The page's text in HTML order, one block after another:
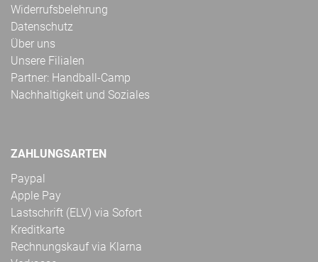
Widerrufsbelehrung
Datenschutz
Über uns
Unsere Filialen
Partner: Handball-Camp
Nachhaltigkeit und Soziales
ZAHLUNGSARTEN
Paypal
Apple Pay
Lastschrift (ELV) via Sofort
Kreditkarte
Rechnungskauf via Klarna